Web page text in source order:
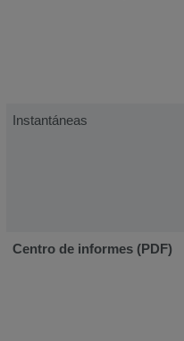
Instantáneas
Centro de informes (PDF)